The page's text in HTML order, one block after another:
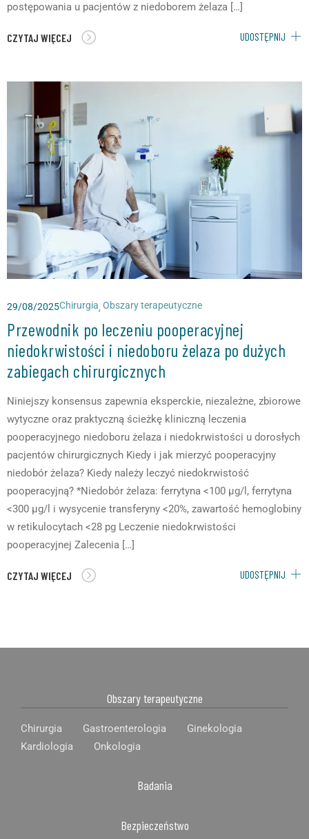
postępowania u pacjentów z niedoborem żelaza […]
CZYTAJ WIĘCEJ UDOSTĘPNIJ
29/08/2025Chirurgia, Obszary terapeutyczne
Przewodnik po leczeniu pooperacyjnej
niedokrwistości i niedoboru żelaza po dużych
zabiegach chirurgicznych
Niniejszy konsensus zapewnia eksperckie, niezależne, zbiorowe
wytyczne oraz praktyczną ścieżkę kliniczną leczenia
pooperacyjnego niedoboru żelaza i niedokrwistości u dorosłych
pacjentów chirurgicznych Kiedy i jak mierzyć pooperacyjny
niedobór żelaza? Kiedy należy leczyć niedokrwistość
pooperacyjną? *Niedobór żelaza: ferrytyna <100 µg/l, ferrytyna
<300 µg/l i wysycenie transferyny <20%, zawartość hemoglobiny
w retikulocytach <28 pg Leczenie niedokrwistości
pooperacyjnej Zalecenia […]
CZYTAJ WIĘCEJ UDOSTĘPNIJ
Obszary terapeutyczne
Badania
Bezpieczeństwo
Chirurgia Gastroenterologia
Ginekologia
Kardiologia
Onkologia